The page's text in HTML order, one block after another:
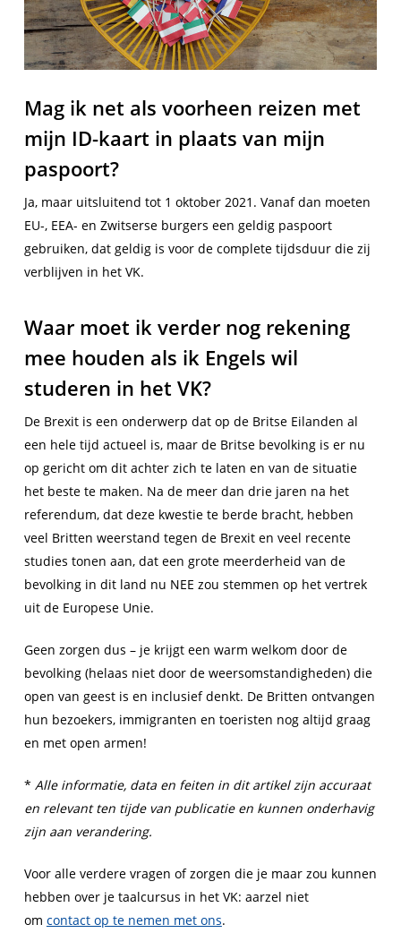
Mag ik net als voorheen reizen met
mijn ID-kaart in plaats van mijn
paspoort?
Ja, maar uitsluitend tot 1 oktober 2021. Vanaf dan moeten
EU-, EEA- en Zwitserse burgers een geldig paspoort
gebruiken, dat geldig is voor de complete tijdsduur die zij
verblijven in het VK.
Waar moet ik verder nog rekening
mee houden als ik Engels wil
studeren in het VK?
De Brexit is een onderwerp dat op de Britse Eilanden al
een hele tijd actueel is, maar de Britse bevolking is er nu
op gericht om dit achter zich te laten en van de situatie
het beste te maken. Na de meer dan drie jaren na het
referendum, dat deze kwestie te berde bracht, hebben
veel Britten weerstand tegen de Brexit en veel recente
studies tonen aan, dat een grote meerderheid van de
bevolking in dit land nu NEE zou stemmen op het vertrek
uit de Europese Unie.
Geen zorgen dus – je krijgt een warm welkom door de
bevolking (helaas niet door de weersomstandigheden) die
open van geest is en inclusief denkt. De Britten ontvangen
hun bezoekers, immigranten en toeristen nog altijd graag
en met open armen!
* Alle informatie, data en feiten in dit artikel zijn accuraat
en relevant ten tijde van publicatie en kunnen onderhavig
zijn aan verandering.
Voor alle verdere vragen of zorgen die je maar zou kunnen
hebben over je taalcursus in het VK: aarzel niet
om contact op te nemen met ons.